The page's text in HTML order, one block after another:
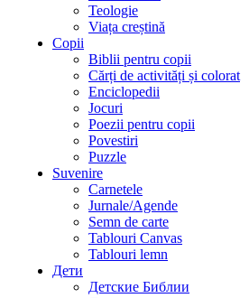
Teologie
Viața creștină
Copii
Biblii pentru copii
Cărți de activități și colorat
Enciclopedii
Jocuri
Poezii pentru copii
Povestiri
Puzzle
Suvenire
Carnetele
Jurnale/Agende
Semn de carte
Tablouri Canvas
Tablouri lemn
Дети
Детские Библии